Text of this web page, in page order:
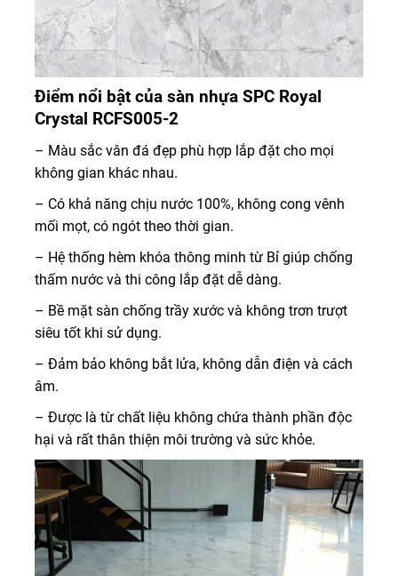
Điểm nổi bật của sàn nhựa SPC Royal
Crystal RCFS005-2
– Màu sắc vân đá đẹp phù hợp lắp đặt cho mọi
không gian khác nhau.
– Có khả năng chịu nước 100%, không cong vênh
mối mọt, có ngót theo thời gian.
– Hệ thống hèm khóa thông minh từ Bỉ giúp chống
thấm nước và thi công lắp đặt dễ dàng.
– Bề mặt sàn chống trầy xước và không trơn trượt
siêu tốt khi sử dụng.
– Đảm bảo không bắt lửa, không dẫn điện và cách
âm.
– Được là từ chất liệu không chứa thành phần độc
hại và rất thân thiện môi trường và sức khỏe.